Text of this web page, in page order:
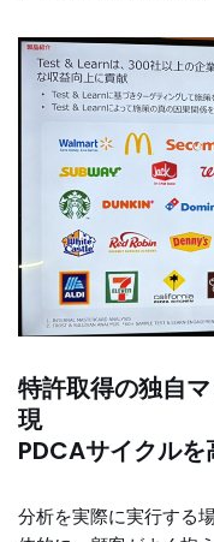
特許取得の独自
現
PDCAサイクル
分析を実際に実行する